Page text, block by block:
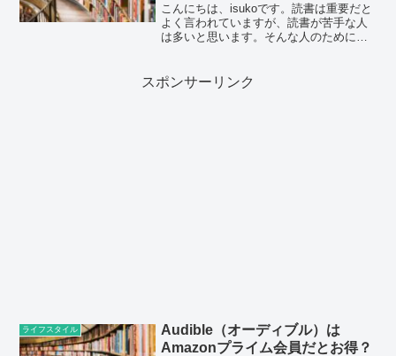
こんにちは、isukoです。読書は重要だと
よく言われていますが、読書が苦手な人
は多いと思います。そんな人のために、
ビスの1つがAudible（オーディブル）で
す。実は、...
スポンサーリンク
ライフスタイル
Audible（オーディブル）は
Amazonプライム会員だとお得？